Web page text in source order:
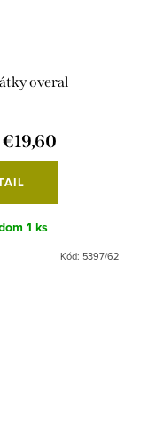
overal
€19,60
1 ks
Kód: 5397/62